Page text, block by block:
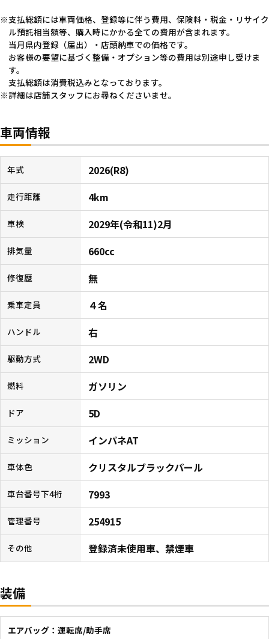
支払総額には車両価格、登録等に伴う費用、保険料・税金・リサイク
ル預託相当額等、購入時にかかる全ての費用が含まれます。
当月県内登録（届出）・店頭納車での価格です。
お客様の要望に基づく整備・オプション等の費用は別途申し受けま
す。
支払総額は消費税込みとなっております。
詳細は店舗スタッフにお尋ねくださいませ。
車両情報
年式 2026(R8)
走行距離 4km
車検 2029年(令和11)2月
排気量 660cc
修復歴 無
乗車定員 ４名
ハンドル 右
駆動方式 2WD
燃料 ガソリン
ドア 5D
ミッション インパネAT
車体色 クリスタルブラックパール
車台番号下4桁 7993
管理番号 254915
その他 登録済未使用車、禁煙車
装備
エアバッグ：運転席/助手席